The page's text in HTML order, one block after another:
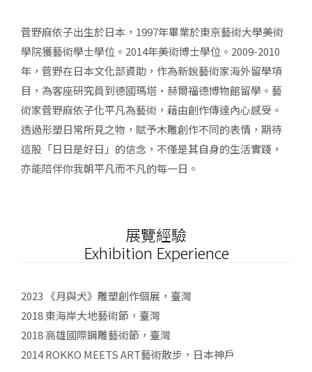
菅野麻依子出生於日本，1997年畢業於東京藝術大學美術
學院獲藝術學士學位。2014年美術博士學位。2009-2010
年，菅野在日本文化部資助，作為新銳藝術家海外留學項
目，為客座研究員到德國瑪塔·赫爾福德博物館留學。藝
術家菅野麻依子化平凡為藝術，藉由創作傳達內心感受。
透過形塑日常所見之物，賦予木雕創作不同的表情，期待
這股「日日是好日」的信念，不僅是其自身的生活實踐，
亦能陪伴你我朝平凡而不凡的每一日。
展覽經驗
Exhibition Experience
2023 《月與犬》雕塑創作個展，臺灣
2018 東海岸大地藝術節，臺灣
2018 高雄國際鋼雕藝術節，臺灣
2014 ROKKO MEETS ART藝術散步，日本神戶